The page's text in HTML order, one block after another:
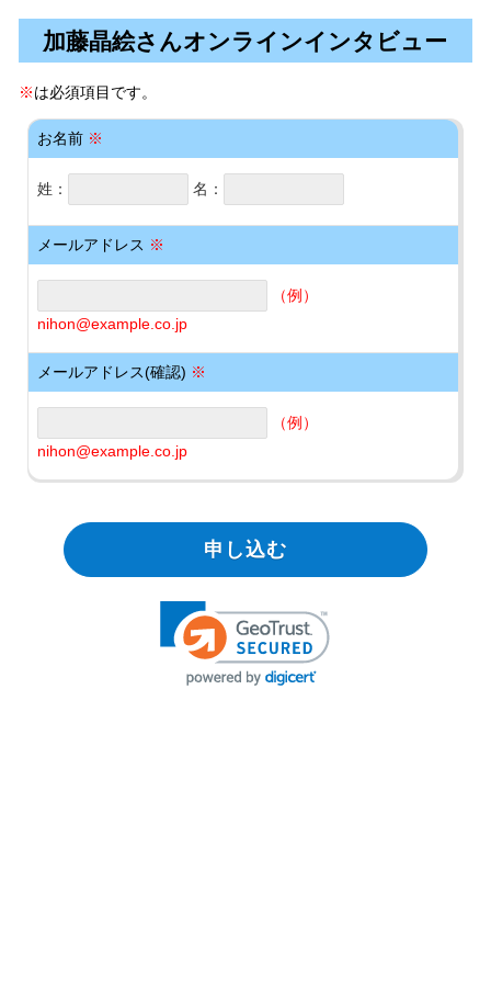
加藤晶絵さんオンラインインタビュー
※は必須項目です。
お名前※
姓： 名：
メールアドレス ※
（例）
nihon@example.co.jp
メールアドレス(確認) ※
（例）
nihon@example.co.jp